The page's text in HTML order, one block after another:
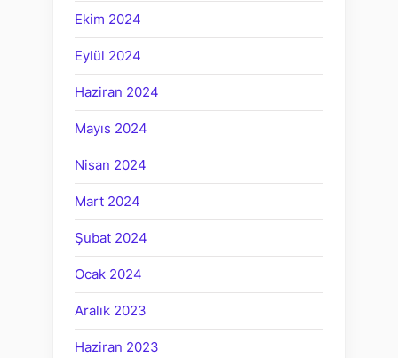
Ekim 2024
Eylül 2024
Haziran 2024
Mayıs 2024
Nisan 2024
Mart 2024
Şubat 2024
Ocak 2024
Aralık 2023
Haziran 2023